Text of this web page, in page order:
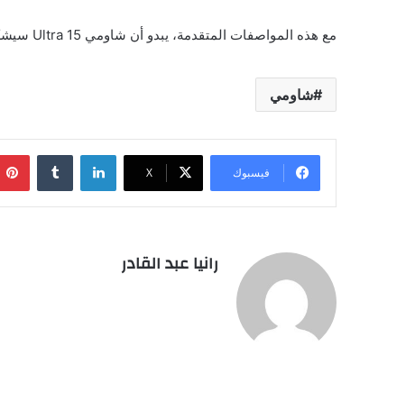
مع هذه المواصفات المتقدمة، يبدو أن شاومي 15 Ultra سيشكل منافسة قوية في سوق الهواتف الرائدة لعام 2025.
شاومي
فيسبوك ‫X
لينكدإن
رانيا عبد القادر